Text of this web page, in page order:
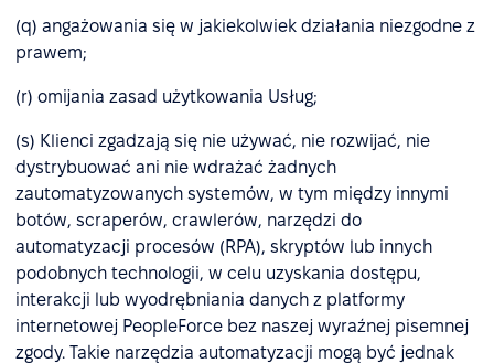
(q) angażowania się w jakiekolwiek działania niezgodne z
prawem;
(r) omijania zasad użytkowania Usług;
(s) Klienci zgadzają się nie używać, nie rozwijać, nie
dystrybuować ani nie wdrażać żadnych
zautomatyzowanych systemów, w tym między innymi
botów, scraperów, crawlerów, narzędzi do
automatyzacji procesów (RPA), skryptów lub innych
podobnych technologii, w celu uzyskania dostępu,
interakcji lub wyodrębniania danych z platformy
internetowej PeopleForce bez naszej wyraźnej pisemnej
zgody. Takie narzędzia automatyzacji mogą być jednak